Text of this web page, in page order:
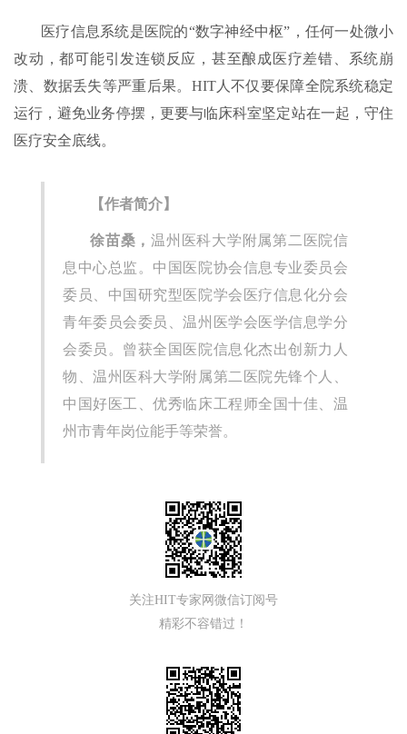
医疗信息系统是医院的“数字神经中枢”，任何一处微小
改动，都可能引发连锁反应，甚至酿成医疗差错、系统崩
溃、数据丢失等严重后果。HIT人不仅要保障全院系统稳定
运行，避免业务停摆，更要与临床科室坚定站在一起，守住
医疗安全底线。
【作者简介】
徐苗桑， 温州医科大学附属第二医院信
息中心总监。中国医院协会信息专业委员会
委员、中国研究型医院学会医疗信息化分会
青年委员会委员、温州医学会医学信息学分
会委员。曾获全国医院信息化杰出创新力人
物、温州医科大学附属第二医院先锋个人、
中国好医工、优秀临床工程师全国十佳、温
州市青年岗位能手等荣誉。
关注HIT专家网微信订阅号
精彩不容错过！